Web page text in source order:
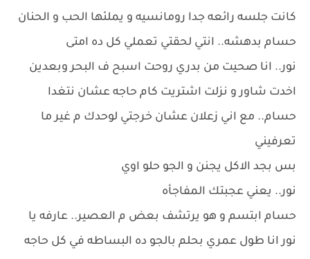
كانت جلسه رائعه جدا رومانسيه و يملئها الحب و الحنان
حسام بدهشه.. انتي لحقتي تعملي كل ده امتى
نور.. انا صحيت من بدري روحت اسبح ف البحر وبعدين
اخدت شاور و نزلت اشتريت كام حاجه عشان نتغدا
حسام.. مع اني زعلان عشان خرجتي لوحدك م غير ما
تعرفيني
بس بجد الاكل يجنن و الجو حلو اوي
نور.. يعني عجبتك المفاجأه
حسام ابتسم و هو يرتشف بعض م العصير.. عارفه يا
نور انا طول عمري بحلم بالجو ده البساطه في كل حاجه